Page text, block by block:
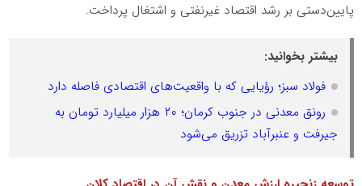
پایین‌دستی بر رشد اقتصاد غیرنفتی و اشتغال پرداخت.
بیشتر بخوانید:
فولاد سبز؛ رؤیایی که با واقعیت‌های اقتصادی فاصله دارد
رونق معدنی در جنوب کرمان؛ ۲۰ هزار میلیارد تومان به
جیرفت و عنبرآباد تزریق می‌شود